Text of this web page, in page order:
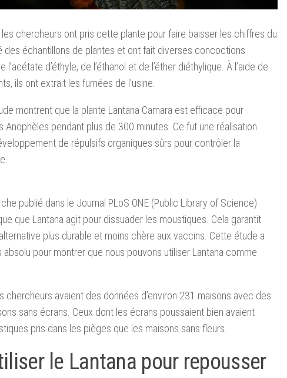
chercheurs ont pris cette plante pour faire baisser les chiffres du
des échantillons de plantes et ont fait diverses concoctions
d’éthyle, de l’éthanol et de l’éther diéthylique. À l’aide de
ils ont extrait les fumées de l’usine.
montrent que la plante Lantana Camara est efficace pour
Anophèles pendant plus de 300 minutes. Ce fut une réalisation
de répulsifs organiques sûrs pour contrôler la
publié dans le Journal PLoS ONE (Public Library of Science)
que Lantana agit pour dissuader les moustiques. Cela garantit
plus durable et moins chère aux vaccins. Cette étude a
pour montrer que nous pouvons utiliser Lantana comme
chercheurs avaient des données d’environ 231 maisons avec des
sans écrans. Ceux dont les écrans poussaient bien avaient
pris dans les pièges que les maisons sans fleurs.
le Lantana pour repousser